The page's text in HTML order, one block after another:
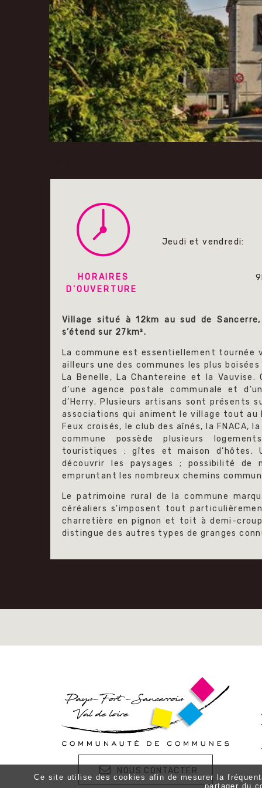
HORAIRES
D'OUVERTURE
Jeudi et vendredi:
Village situé à 12km au sud de
s’étend sur 27km².
La commune est essentiellement tournée
ailleurs une des communes les plus
La Benelle, La Chantereine et la
d’une agence postale communale et
d’Herry. Plusieurs artisans sont présents
associations qui animent le village tout au
Feux croisés, le club des aînés, la FNACA,
commune possède plusieurs
touristiques : gîtes et maison d’hôtes.
découvrir les paysages ; possibilité de
empruntant les nombreux chemins
Le patrimoine rural de la commune
céréaliers s'imposent tout
charretière en pignon et toit à demi-
distingue des autres types de granges
NOUS CONTACTER
Ce site utilise des cookies afin de mesurer la
partager du